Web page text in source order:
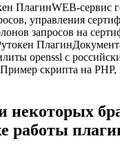
ПлагинWEB-сервис
управления
запросов на
openssl с
скрипта на
некоторых
работы